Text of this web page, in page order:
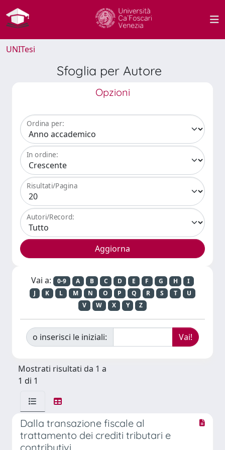
UNITesi
Sfoglia per Autore
Opzioni
Ordina per:
In ordine:
Risultati/Pagina
Autori/Record:
Vai a: 0-9 A B C D E F G H
I
J
K L M N O P Q R S T
U
V
W X Y Z
o inserisci le iniziali:
Mostrati risultati da 1 a
1 di 1
Dalla transazione fiscale al
trattamento dei crediti tributari e
contributivi